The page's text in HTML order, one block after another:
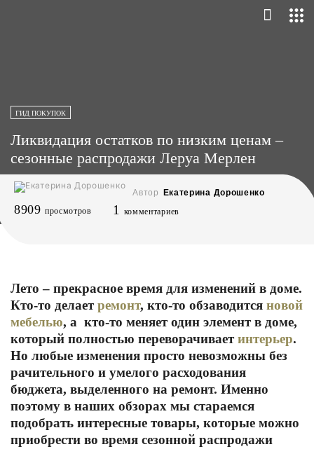
ГИД ПОКУПОК
Ликвидация остатков по низким ценам ‒
сезонные распродажи Леруа Мерлен
Автор Екатерина Дорошенко
8909 просмотров 1 комментариев
Лето – прекрасное время для изменений в доме.
Кто-то делает ремонт, кто-то обзаводится новой
мебелью, а кто-то меняет один элемент в доме,
который полностью переворачивает интерьер.
Но любые изменения просто невозможны без
рачительного и умелого расходования
бюджета, выделенного на ремонт. Именно
поэтому в наших обзорах мы стараемся
подобрать интересные товары, которые можно
приобрести во время сезонной распродажи